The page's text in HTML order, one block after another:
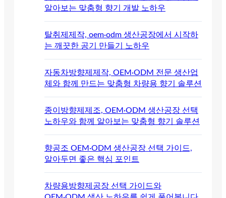
알아보는 맞춤형 향기 개발 노하우
탈취제제작, oem·odm 생산공장에서 시작하
는 깨끗한 공기 만들기 노하우
자동차방향제제작, OEM·ODM 전문 생산업
체와 함께 만드는 맞춤형 차량용 향기 솔루션
종이방향제제조, OEM·ODM 생산공장 선택
노하우와 함께 알아보는 맞춤형 향기 솔루션
향공조 OEM·ODM 생산공장 선택 가이드,
알아두면 좋은 핵심 포인트
차량용방향제공장 선택 가이드와